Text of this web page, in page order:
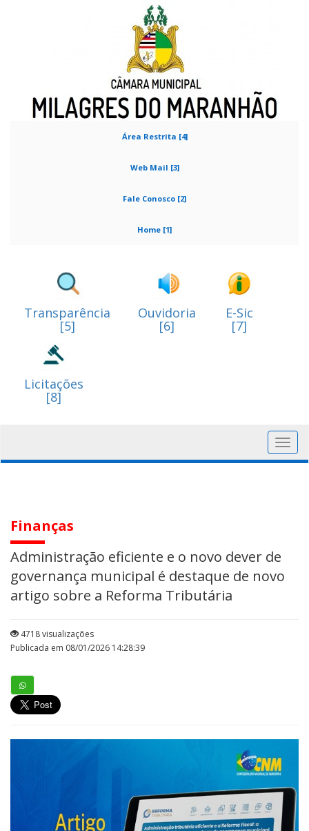
Área Restrita [4]
Web Mail [3]
Fale Conosco [2]
Home [1]
Transparência
[5]
Ouvidoria
[6]
E-Sic
[7]
Licitações
[8]
Finanças
Administração eficiente e o novo dever de
governança municipal é destaque de novo
artigo sobre a Reforma Tributária
4718 visualizações
Publicada em 08/01/2026 14:28:39